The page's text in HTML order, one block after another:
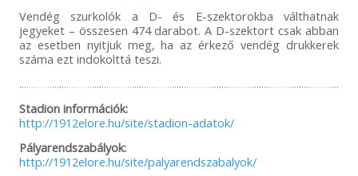
Vendég szurkolók a D- és E-szektorokba válthatnak
jegyeket – összesen 474 darabot. A D-szektort csak abban
az esetben nyitjuk meg, ha az érkező vendég drukkerek
száma ezt indokolttá teszi.
Stadion információk:
http://1912elore.hu/site/stadion-adatok/
Pályarendszabályok:
http://1912elore.hu/site/palyarendszabalyok/